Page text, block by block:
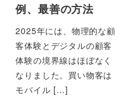
例、最善の方法
2025年には、物理的な顧
客体験とデジタルの顧客
体験の境界線はほぼなく
なりました。買い物客は
モバイル […]